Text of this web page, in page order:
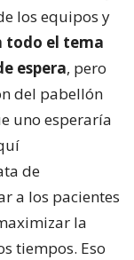
los equipos y
todo el tema
espera, pero
del pabellón
uno esperaría
de
a los pacientes
la
tiempos. Eso